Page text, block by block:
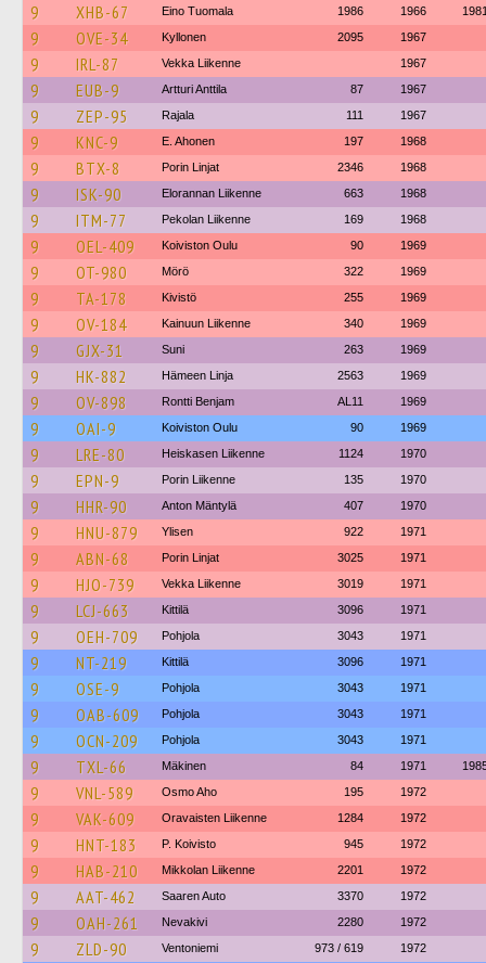
9 XHB-67 Eino Tuomala 1986 1966
9 OVE-34 Kyllonen 2095 1967
9 IRL-87 Vekka Liikenne 1967
9 EUB-9 Artturi Anttila 87 1967
9 ZEP-95 Rajala 111 1967
9 KNC-9 E. Ahonen 197 1968
9 BTX-8 Porin Linjat 2346 1968
9 ISK-90 Elorannan Liikenne 663 1968
9 ITM-77 Pekolan Liikenne 169 1968
9 OEL-409 Koiviston Oulu 90 1969
9 OT-980 Mörö 322 1969
9 TA-178 Kivistö 255 1969
9 OV-184 Kainuun Liikenne 340 1969
9 GJX-31 Suni 263 1969
9 HK-882 Hämeen Linja 2563 1969
9 OV-898 Rontti Benjam AL11 1969
9 OAI-9 Koiviston Oulu 90 1969
9 LRE-80 Heiskasen Liikenne 1124 1970
9 EPN-9 Porin Liikenne 135 1970
9 HHR-90 Anton Mäntylä 407 1970
9 HNU-879 Ylisen 922 1971
9 ABN-68 Porin Linjat 3025 1971
9 HJO-739 Vekka Liikenne 3019 1971
9 LCJ-663 Kittilä 3096 1971
9 OEH-709 Pohjola 3043 1971
9 NT-219 Kittilä 3096 1971
9 OSE-9 Pohjola 3043 1971
9 OAB-609 Pohjola 3043 1971
9 OCN-209 Pohjola 3043 1971
9 TXL-66 Mäkinen 84 1971
9 VNL-589 Osmo Aho 195 1972
9 VAK-609 Oravaisten Liikenne 1284 1972
9 HNT-183 P. Koivisto 945 1972
9 HAB-210 Mikkolan Liikenne 2201 1972
9 AAT-462 Saaren Auto 3370 1972
9 OAH-261 Nevakivi 2280 1972
9 ZLD-90 Ventoniemi 973 / 619 1972